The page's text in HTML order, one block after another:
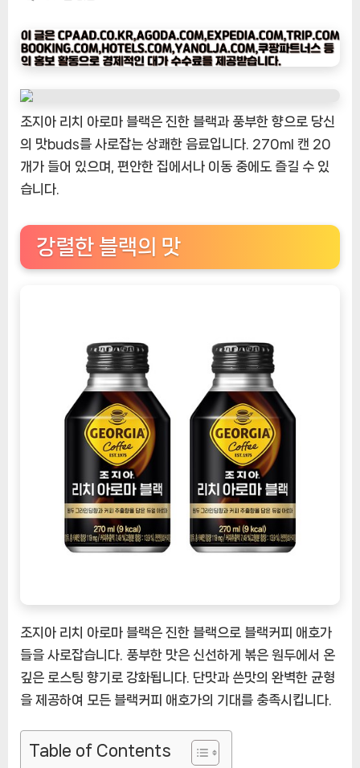
타
임
나
인
기
상
품]
지
아
ㅣ
추
천
상
품]
조지아 리치 아로마 블랙은 진한 블랙과 풍부한 향으로 당신
의 맛buds를 사로잡는 상쾌한 음료입니다. 270ml 캔 20
개가 들어 있으며, 편안한 집에서나 이동 중에도 즐길 수 있
습니다.
강렬한 블랙의 맛
조지아 리치 아로마 블랙은 진한 블랙으로 블랙커피 애호가
들을 사로잡습니다. 풍부한 맛은 신선하게 볶은 원두에서 온
깊은 로스팅 향기로 강화됩니다. 단맛과 쓴맛의 완벽한 균형
을 제공하여 모든 블랙커피 애호가의 기대를 충족시킵니다.
Table of Contents